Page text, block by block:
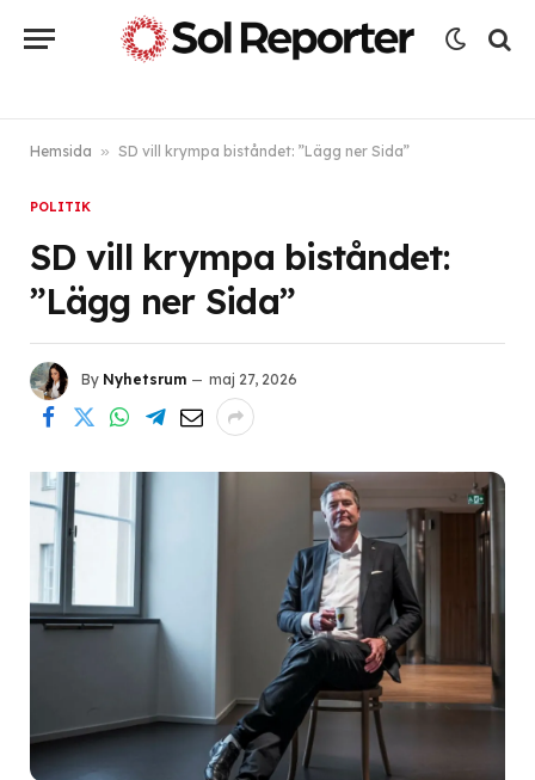
Hemsida » SD vill krympa biståndet: ”Lägg ner Sida”
POLITIK
SD vill krympa biståndet:
”Lägg ner Sida”
By Nyhetsrum maj 27, 2026